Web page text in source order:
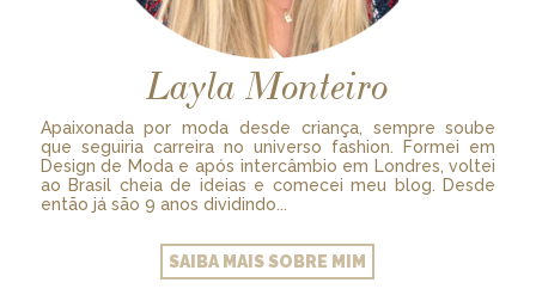
Layla Monteiro
Apaixonada por moda desde criança, sempre soube
que seguiria carreira no universo fashion. Formei em
Design de Moda e após intercâmbio em Londres, voltei
ao Brasil cheia de ideias e comecei meu blog. Desde
então já são 9 anos dividindo...
SAIBA MAIS SOBRE MIM